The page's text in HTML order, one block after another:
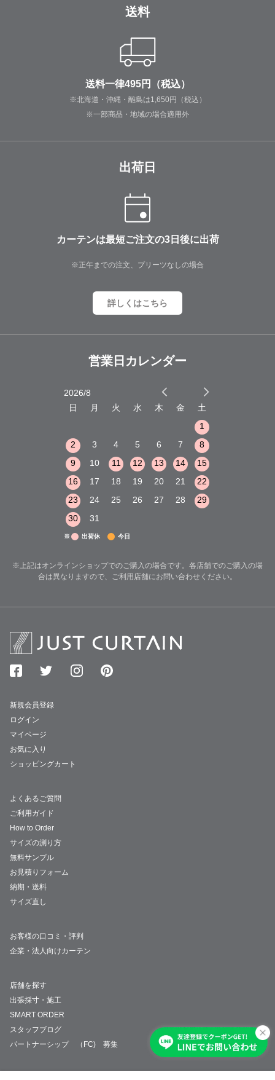
送料
送料一律495円（税込）
※北海道・沖縄・離島は1,650円（税込）
※一部商品・地域の場合適用外
出荷日
カーテンは最短ご注文の3日後に出荷
※正午までの注文、プリーツなしの場合
詳しくはこちら
営業日カレンダー
2026/8
日
月 火 水 木 金
土
1
2
3 4 5 6 7
8
9
10 11 12 13 14
15
16
17 18 19 20 21
22
23
24 25 26 27 28
29
30
31
※ 出荷休 今日
※上記はオンラインショップでのご購入の場合です。各店舗でのご購入の場
合は異なりますので、ご利用店舗にお問い合わせください。
新規会員登録
ログイン
マイページ
お気に入り
ショッピングカート
よくあるご質問
ご利用ガイド
How to Order
サイズの測り方
無料サンプル
お見積りフォーム
納期・送料
サイズ直し
お客様の口コミ・評判
企業・法人向けカーテン
店舗を探す
出張採寸・施工
SMART ORDER
スタッフブログ
パートナーシップ （FC) 募集